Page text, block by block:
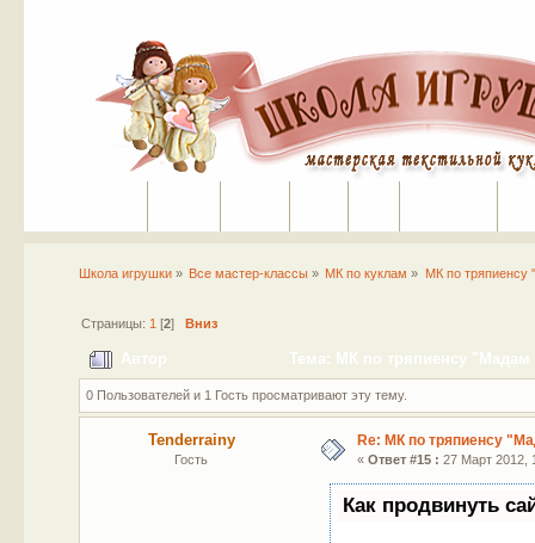
Школа игрушки» Все мастер-классы » МК по куклам » МК по тряпиенсу
Страницы: 1 [2] Вниз
Автор Тема: МК по тряпиенсу "Мадам
0 Пользователей и 1 Гость просматривают эту тему.
Tenderrainy
Гость
Re: МК по тряпиенсу
« Ответ #15 : 27 Март 2012,
Как продвинуть